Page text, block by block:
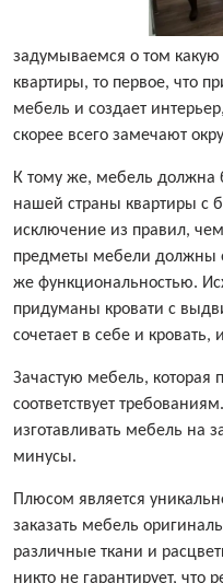
задумываемся о том
квартиры, то первое, что
мебель и создает
скорее всего замечают
К тому же, мебель должна
нашей страны квартиры с
исключение из правил,
предметы мебели должны
же функциональностью.
придуманы кровати с
сочетает в себе и кровать,
Зачастую мебель, которая
соответствует
изготавливать мебель на
минусы.
Плюсом является
заказать мебель
различные ткани и
никто не гарантирует, что